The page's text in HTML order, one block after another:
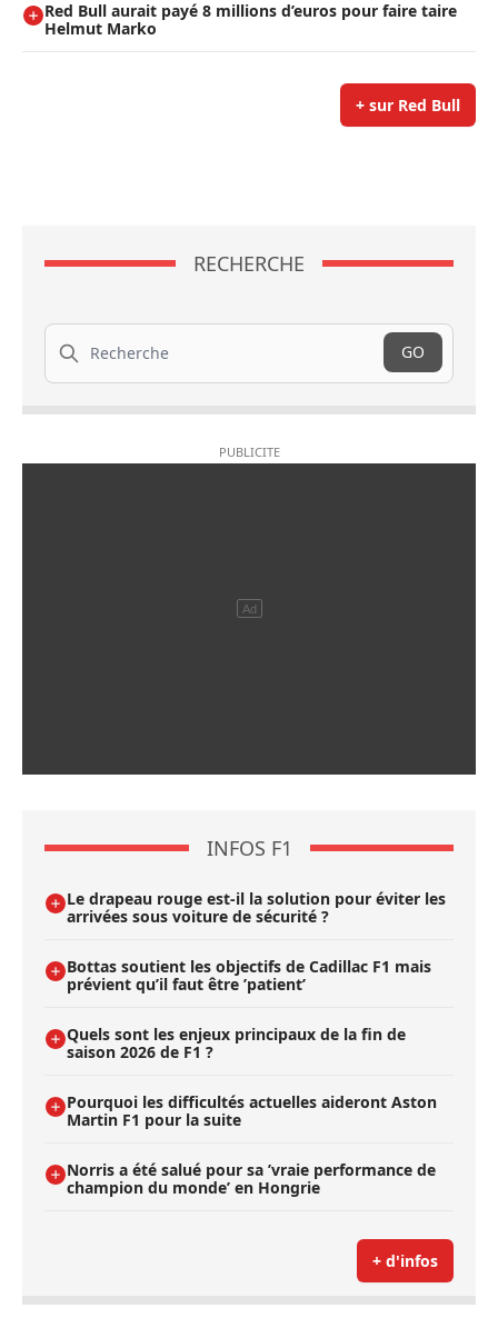
Red Bull aurait payé 8 millions d’euros pour faire taire
Helmut Marko
+ sur Red Bull
RECHERCHE
Recherche
GO
INFOS F1
Le drapeau rouge est-il la solution pour éviter les
arrivées sous voiture de sécurité ?
Bottas soutient les objectifs de Cadillac F1 mais
prévient qu’il faut être ’patient’
Quels sont les enjeux principaux de la fin de
saison 2026 de F1 ?
Pourquoi les difficultés actuelles aideront Aston
Martin F1 pour la suite
Norris a été salué pour sa ’vraie performance de
champion du monde’ en Hongrie
+ d'infos